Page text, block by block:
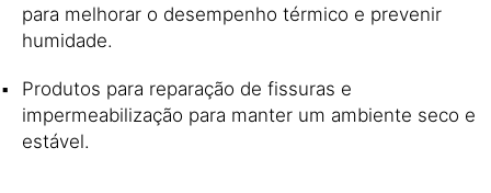
para melhorar o desempenho térmico e prevenir
humidade.
Produtos para reparação de fissuras e
impermeabilização para manter um ambiente seco e
estável.